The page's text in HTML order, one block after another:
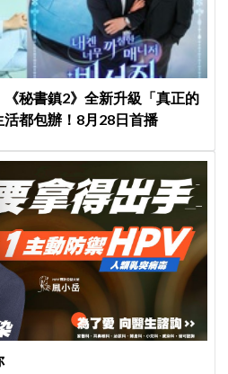
秘書鎮2》全新升級「真正的
都包辦！8月28日首播